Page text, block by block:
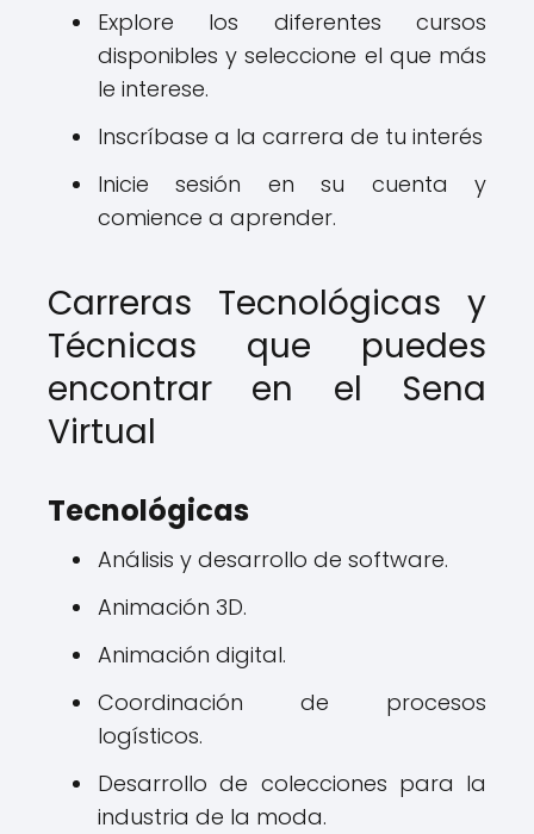
Explore los diferentes cursos
disponibles y seleccione el que más
le interese.
Inscríbase a la carrera de tu interés
Inicie sesión en su cuenta y
comience a aprender.
Carreras Tecnológicas y
Técnicas que puedes
encontrar en el Sena
Virtual
Tecnológicas
Análisis y desarrollo de software.
Animación 3D.
Animación digital.
Coordinación de procesos
logísticos.
Desarrollo de colecciones para la
industria de la moda.